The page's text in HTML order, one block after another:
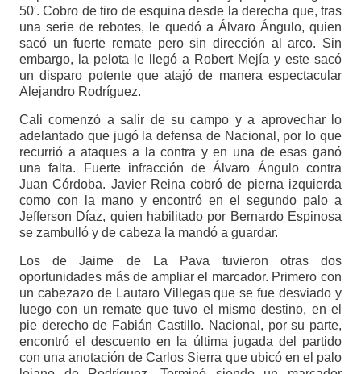
50′. Cobro de tiro de esquina desde la derecha que, tras
una serie de rebotes, le quedó a Álvaro Ángulo, quien
sacó un fuerte remate pero sin dirección al arco. Sin
embargo, la pelota le llegó a Robert Mejía y este sacó
un disparo potente que atajó de manera espectacular
Alejandro Rodríguez.
Cali comenzó a salir de su campo y a aprovechar lo
adelantado que jugó la defensa de Nacional, por lo que
recurrió a ataques a la contra y en una de esas ganó
una falta. Fuerte infracción de Álvaro Ángulo contra
Juan Córdoba. Javier Reina cobró de pierna izquierda
como con la mano y encontró en el segundo palo a
Jefferson Díaz, quien habilitado por Bernardo Espinosa
se zambulló y de cabeza la mandó a guardar.
Los de Jaime de La Pava tuvieron otras dos
oportunidades más de ampliar el marcador. Primero con
un cabezazo de Lautaro Villegas que se fue desviado y
luego con un remate que tuvo el mismo destino, en el
pie derecho de Fabián Castillo. Nacional, por su parte,
encontró el descuento en la última jugada del partido
con una anotación de Carlos Sierra que ubicó en el palo